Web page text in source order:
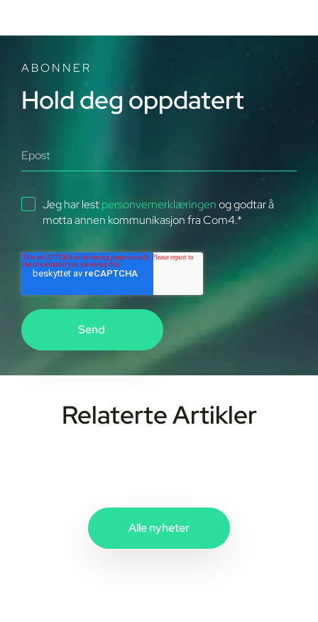
samme i dagligtale.
ABONNER
Hold deg oppdatert
Jeg har lestpersonvernerklæringenog godtar å
motta annen kommunikasjon fra Com4.*
Relaterte Artikler
Alle nyheter